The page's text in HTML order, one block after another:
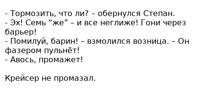
- Тормозить, что ли? – обернулся Степан.
- Эх! Семь “же” – и все неглиже! Гони через
барьер!
- Помилуй, барин! – взмолился возница. – Он
фазером пульнёт!
- Авось, промажет!
Крейсер не промазал.